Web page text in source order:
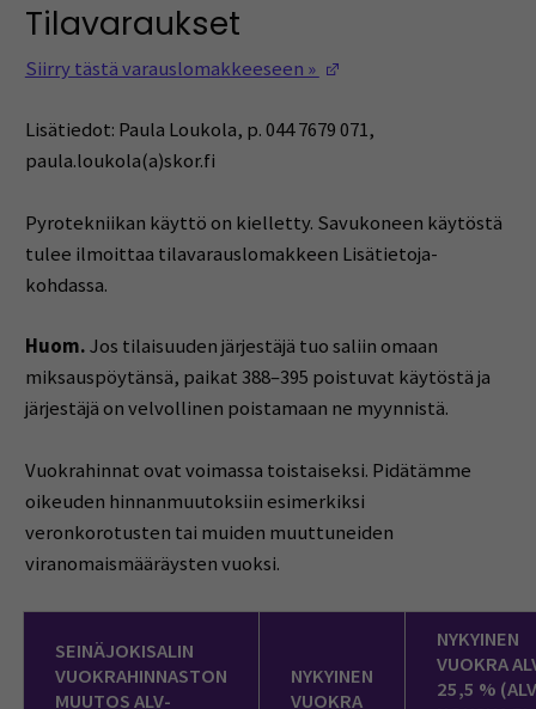
Tilavaraukset
Siirry tästä varauslomakkeeseen »
Lisätiedot: Paula Loukola, p. 044 7679 071,
paula.loukola(a)skor.fi
Pyrotekniikan käyttö on kielletty. Savukoneen käytöstä
tulee ilmoittaa tilavarauslomakkeen Lisätietoja-
kohdassa.
Huom.Jos tilaisuuden järjestäjä tuo saliin omaan
miksauspöytänsä, paikat 388–395 poistuvat käytöstä ja
järjestäjä on velvollinen poistamaan ne myynnistä.
Vuokrahinnat ovat voimassa toistaiseksi. Pidätämme
oikeuden hinnanmuutoksiin esimerkiksi
veronkorotusten tai muiden muuttuneiden
viranomaismääräysten vuoksi.
SEINÄJOKISALIN
VUOKRAHINNASTON
MUUTOS ALV-
NYKYINEN
VUOKRA
NYKYINEN
VUOKRA
25,5 %